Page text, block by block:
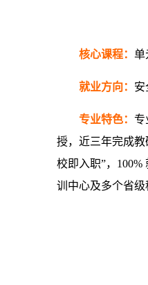
核心课程： 单
就业方向： 安
专业特色： 专
授，近三年完成
校即入职”，
训中心及多个省